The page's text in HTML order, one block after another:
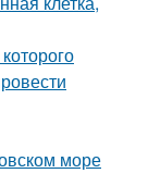
море